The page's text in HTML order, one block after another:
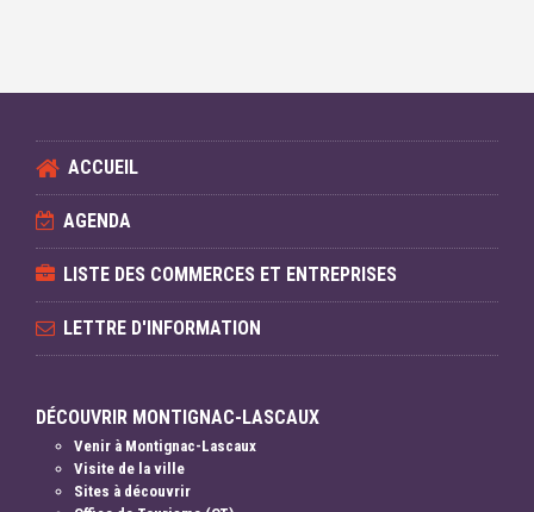
ACCUEIL
AGENDA
LISTE DES COMMERCES ET ENTREPRISES
LETTRE D'INFORMATION
DÉCOUVRIR MONTIGNAC-LASCAUX
Venir à Montignac-Lascaux
Visite de la ville
Sites à découvrir